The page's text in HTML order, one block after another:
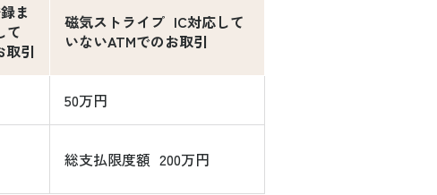
ま
て
取引
磁気ストライプ IC対応して
いないATMでのお取引
50万円
総支払限度額 200万円